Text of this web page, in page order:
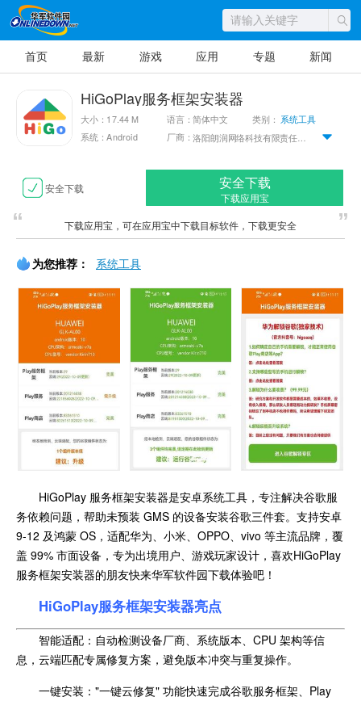
首页 最新 游戏 应用 专题 新闻
HiGoPlay服务框架安装器
大小：17.44 M 语言：简体中文 类别： 系统工具
系统：Android
厂商： 洛阳朗润网络科技有限责任公司
安全下载 安全下载
下载应用宝
下载应用宝，可在应用宝中下载目标软件，下载更安全
为您推荐： 系统工具
HiGoPlay 服务框架安装器是安卓系统工具，专注解决谷歌服
务依赖问题，帮助未预装 GMS 的设备安装谷歌三件套。支持安卓
9-12 及鸿蒙 OS，适配华为、小米、OPPO、vivo 等主流品牌，覆
盖 99% 市面设备，专为出境用户、游戏玩家设计，喜欢HiGoPlay
服务框架安装器的朋友快来华军软件园下载体验吧！
HiGoPlay服务框架安装器亮点
智能适配：自动检测设备厂商、系统版本、CPU 架构等信
息，云端匹配专属修复方案，避免版本冲突与重复操作。
一键安装："一键云修复" 功能快速完成谷歌服务框架、Play